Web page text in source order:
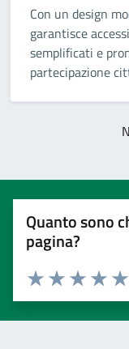
Con un design
garantisce
semplificati e
partecipazione
Quanto sono
pagina?
Valuta
Valuta 3
Valuta 2 stelle
Valuta 1 stelle su 5